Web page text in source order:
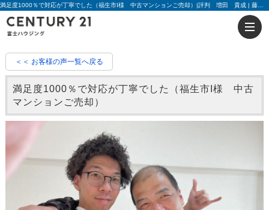
＜＜ お客様の声一覧へ戻る
満足度1000％で対応が丁寧でした（福生市I様 中古
マンションご売却）